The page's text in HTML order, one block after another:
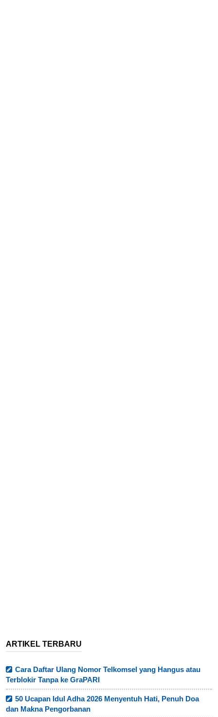
ARTIKEL TERBARU
Cara Daftar Ulang Nomor Telkomsel yang Hangus atau
Terblokir Tanpa ke GraPARI
50 Ucapan Idul Adha 2026 Menyentuh Hati, Penuh Doa
dan Makna Pengorbanan